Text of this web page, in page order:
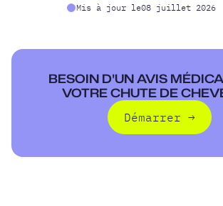
Mis à jour le08 juillet 2026
BESOIN D'UN AVIS
VOTRE CHUTE DE
Démarrer →